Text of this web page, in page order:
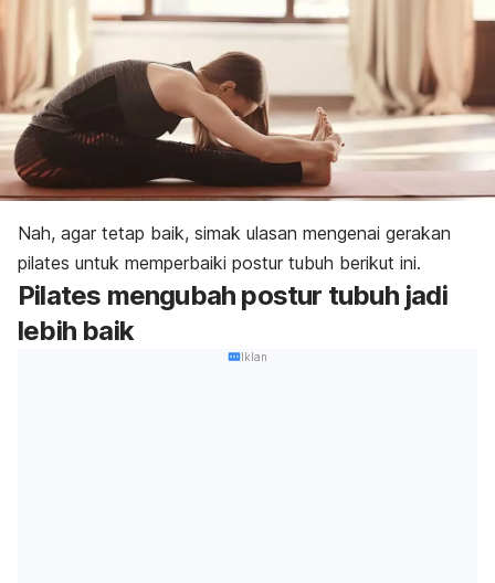
Nah, agar tetap baik, simak ulasan mengenai gerakan
pilates untuk memperbaiki postur tubuh berikut ini.
Pilates mengubah postur tubuh jadi
lebih baik
Iklan